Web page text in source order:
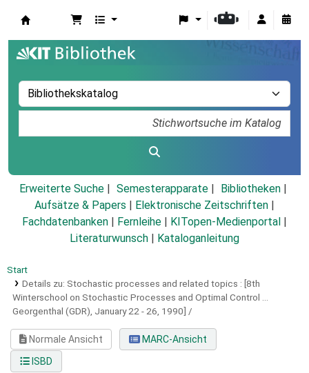
Erweiterte Suche Semesterapparate
Bibliotheken
Aufsätze & Papers
Elektronische Zeitschriften
Fachdatenbanken
Fernleihe KITopen-Medienportal
Literaturwunsch
Kataloganleitung
Start
Details zu: Stochastic processes and related topics : [8th
Winterschool on Stochastic Processes and Optimal Control ...
Georgenthal (GDR), January 22 - 26, 1990] /
Normale Ansicht
MARC-Ansicht
ISBD